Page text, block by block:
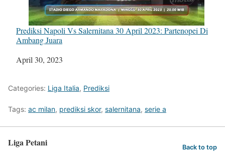
Prediksi Napoli Vs Salernitana 30 April 2023: Partenopei Di
Ambang Juara
Tanggal
April 30, 2023
Categories: Liga Italia, Prediksi
Tags: ac milan, prediksi skor, salernitana, serie a
Liga Petani Back to top